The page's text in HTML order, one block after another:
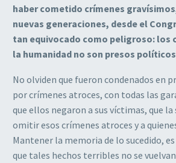
haber cometido crímenes
nuevas generaciones, desde el
tan equivocado como peligroso: los
la humanidad no son presos
No olviden que fueron condenados en
por crímenes atroces, con todas las
que ellos negaron a sus víctimas, que la
omitir esos crímenes atroces y a
Mantener la memoria de lo sucedido,
que tales hechos terribles no se